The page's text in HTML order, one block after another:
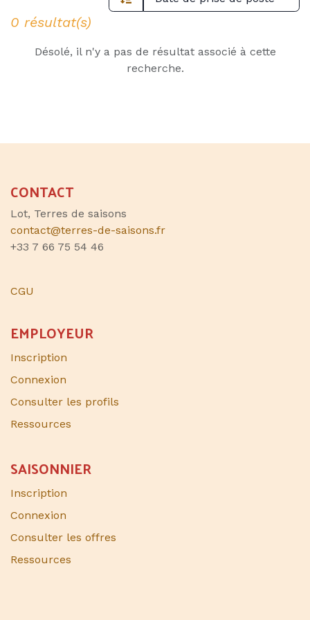
0 résultat(s)
Désolé, il n'y a pas de résultat associé à cette
recherche.
CONTACT
Lot, Terres de saisons
contact@terres-de-saisons.fr
+33 7 66 75 54 46
CGU
EMPLOYEUR
Inscription
Connexion
Consulter les profils
Ressources
SAISONNIER​
Inscription
Connexion
Consulter les offres
Ressources